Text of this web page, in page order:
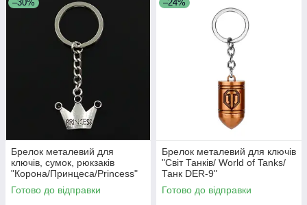
–30%
Брелок металевий для
ключів, сумок, рюкзаків
"Корона/Принцеса/Princess"
Готово до відправки
–24%
Брелок металевий для ключів
"Світ Танків/ World of Tanks/
Танк DER-9"
Готово до відправки